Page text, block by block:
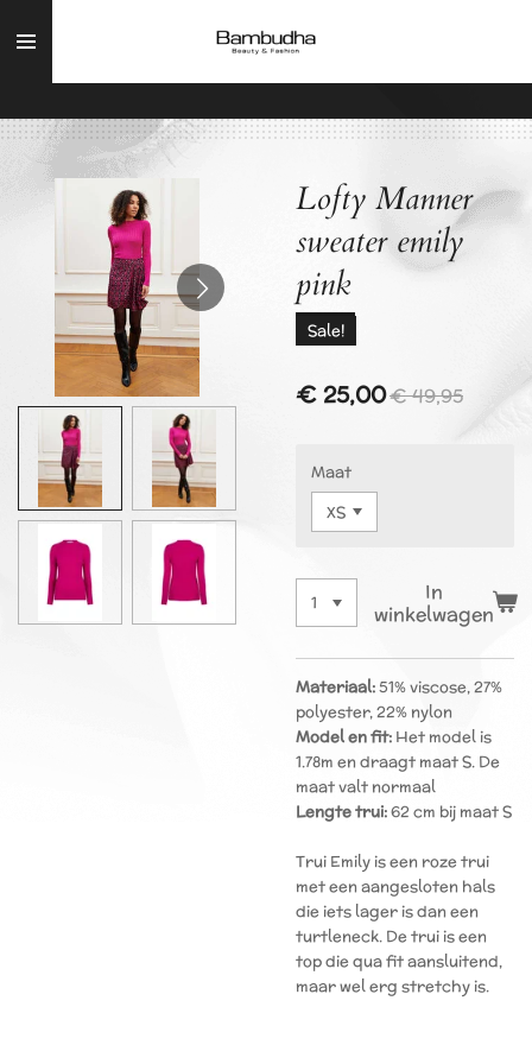
direct
hoofdinhoud
Lofty Manner
sweater emily
pink
Sale!
€ 25,00€ 49,95
Maat
In
winkelwagen
Materiaal:51% viscose, 27%
polyester, 22% nylon
Model en fit: Het model is
1.78m en draagt maat S. De
maat valt normaal
Lengte trui:62 cm bij maat S
Trui Emily is een roze trui
met een aangesloten hals
die iets lager is dan een
turtleneck. De trui is een
top die qua fit aansluitend,
maar wel erg stretchy is.